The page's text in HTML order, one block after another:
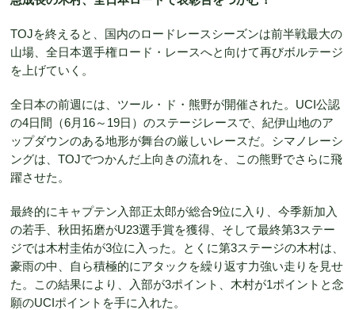
TOJを終えると、国内のロードレースシーズンは前半戦最大の
山場、全日本選手権ロード・レースへと向けて再びボルテージ
を上げていく。
全日本の前週には、ツール・ド・熊野が開催された。UCI公認
の4日間（6月16～19日）のステージレースで、紀伊山地のア
ップダウンのある地形が舞台の厳しいレースだ。シマノレーシ
ングは、TOJでつかんだ上向きの流れを、この熊野でさらに飛
躍させた。
最終的にキャプテン入部正太郎が総合9位に入り、今季新加入
の若手、秋田拓磨がU23選手賞を獲得、そして最終第3ステー
ジでは木村圭佑が3位に入った。とくに第3ステージの木村は、
豪雨の中、自ら積極的にアタックを繰り返す力強い走りを見せ
た。この結果により、入部が3ポイント、木村が1ポイントと念
願のUCIポイントを手に入れた。